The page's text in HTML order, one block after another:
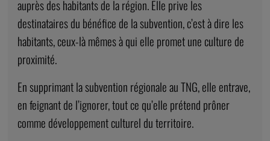
auprès des habitants de la région. Elle prive les
destinataires du bénéfice de la subvention, c’est à dire les
habitants, ceux-là mêmes à qui elle promet une culture de
proximité.
En supprimant la subvention régionale au TNG, elle entrave,
en feignant de l’ignorer, tout ce qu’elle prétend prôner
comme développement culturel du territoire.